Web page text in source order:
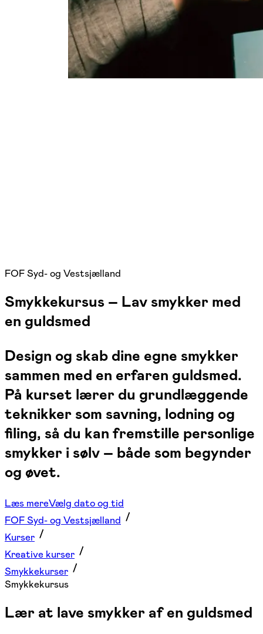
FOF Syd- og Vestsjælland
Smykkekursus – Lav smykker med
en guldsmed
Design og skab dine egne smykker
sammen med en erfaren guldsmed.
På kurset lærer du grundlæggende
teknikker som savning, lodning og
filing, så du kan fremstille personlige
smykker i sølv – både som begynder
og øvet.
Læs mereVælg dato og tid
FOF Syd- og Vestsjælland
Kurser
Kreative kurser
Smykkekurser
Smykkekursus
Lær at lave smykker af en guldsmed